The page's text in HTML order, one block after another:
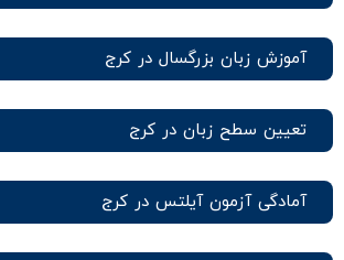
آموزش زبان بزرگسال در کرج
تعیین سطح زبان در کرج
آمادگی آزمون آیلتس در کرج